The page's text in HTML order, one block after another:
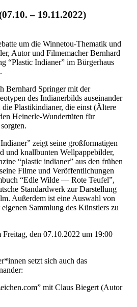
– 19.11.2022)
um die Winnetou-Thematik und
Autor und Filmemacher Bernhard
“Plastic Indianer” im Bürgerhaus
Bernhard Springer mit der
des Indianerbilds auseinander
Plastikindianer, die einst (Ältere
Heinerle-Wundertüten für
zeigt seine großformatigen
und knallbunten Wellpappebilder,
“plastic indianer” aus den frühen
Filme und Veröffentlichungen
“Edle Wilde — Rote Teufel”,
Standardwerk zur Darstellung
Außerdem ist eine Auswahl von
Sammlung des Künstlers zu
Freitag, den 07.10.2022 um 19:00
setzt sich auch das
mit Claus Biegert (Autor